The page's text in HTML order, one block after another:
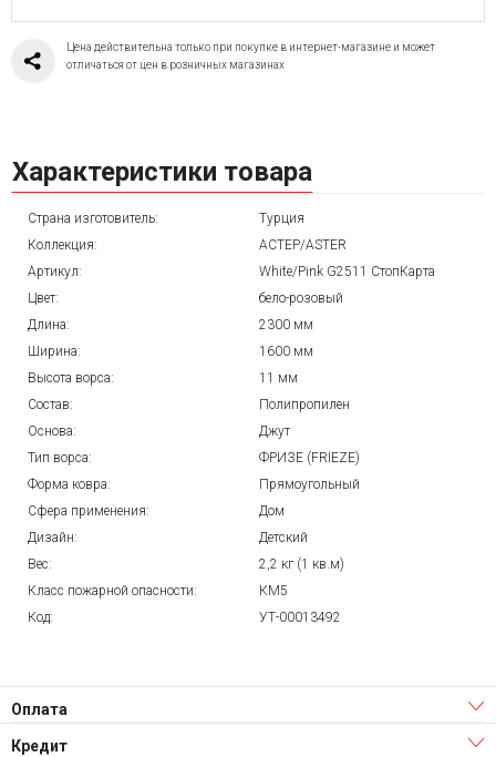
Цена действительна только при покупке в интернет-магазине и может
отличаться от цен в розничных магазинах
Характеристики товара
Страна изготовитель:
Турция
Коллекция:
АСТЕР/ASTER
Артикул:
White/Pink G2511 СтопКарта
Цвет:
бело-розовый
Длина:
2300 мм
Ширина:
1600 мм
Высота ворса:
11 мм
Состав:
Полипропилен
Основа:
Джут
Тип ворса:
ФРИЗЕ (FRIEZE)
Форма ковра:
Прямоугольный
Сфера применения:
Дом
Дизайн:
Детский
Вес:
2,2 кг (1 кв.м)
Класс пожарной опасности:
КМ5
Код:
УТ-00013492
Оплата
Кредит